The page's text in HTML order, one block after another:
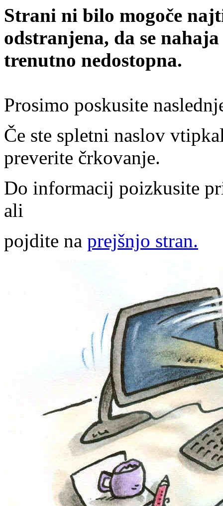
Strani ni bilo mogoče
odstranjena, da se
trenutno nedostopna.
Prosimo poskusite
Če ste spletni naslov
preverite črkovanje.
Do informacij poizkusite
ali
pojdite na prejšnjo stran.